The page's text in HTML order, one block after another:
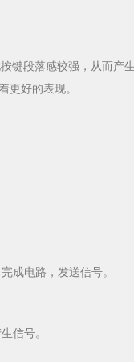
段落感较强，从而产
更好的表现。
成电路，发送信号。
信号。